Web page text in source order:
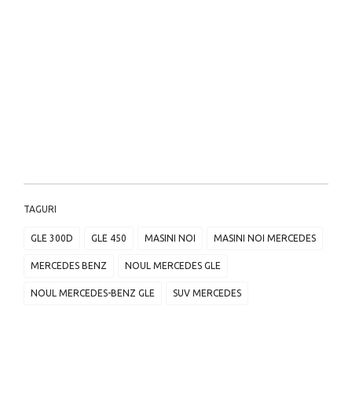
TAGURI
GLE 300D GLE 450 MASINI NOI MASINI NOI MERCEDES
MERCEDES BENZ NOUL MERCEDES GLE
NOUL MERCEDES-BENZ GLE SUV MERCEDES